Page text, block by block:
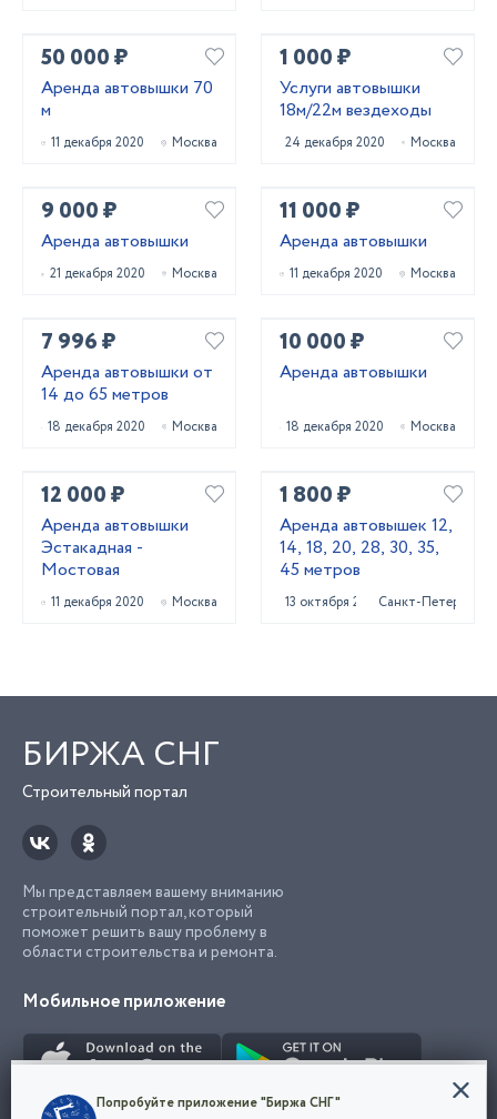
50 000 ₽
Аренда автовышки 70
м
11 декабря 2020 Москва
1 000 ₽
Услуги автовышки
18м/22м вездеходы
24 декабря 2020 Москва
9 000 ₽
Аренда автовышки
21 декабря 2020 Москва
11 000 ₽
Аренда автовышки
11 декабря 2020 Москва
7 996 ₽
Аренда автовышки от
14 до 65 метров
18 декабря 2020 Москва
10 000 ₽
Аренда автовышки
18 декабря 2020 Москва
12 000 ₽
Аренда автовышки
Эстакадная -
Мостовая
11 декабря 2020 Москва
1 800 ₽
Аренда автовышек 12,
14, 18, 20, 28, 30, 35,
45 метров
13 октября 2023Санкт-Петербург
БИРЖА СНГ
Строительный портал
Мы представляем вашему вниманию
строительный портал, который
поможет решить вашу проблему в
области строительства и ремонта.
Мобильное приложение
Конфиденциальность
Попробуйте приложение "Биржа СНГ"